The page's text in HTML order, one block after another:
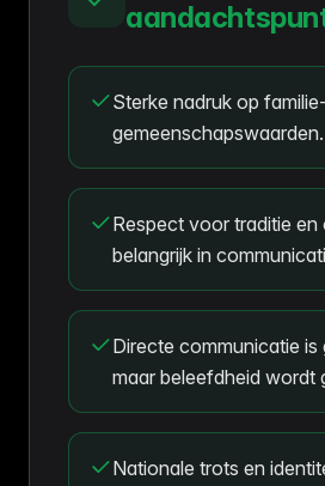
Sterke nadruk op
gemeenschapswaarden.
Respect voor traditie en
belangrijk in
Directe communicatie is
maar beleefdheid wordt
Nationale trots en